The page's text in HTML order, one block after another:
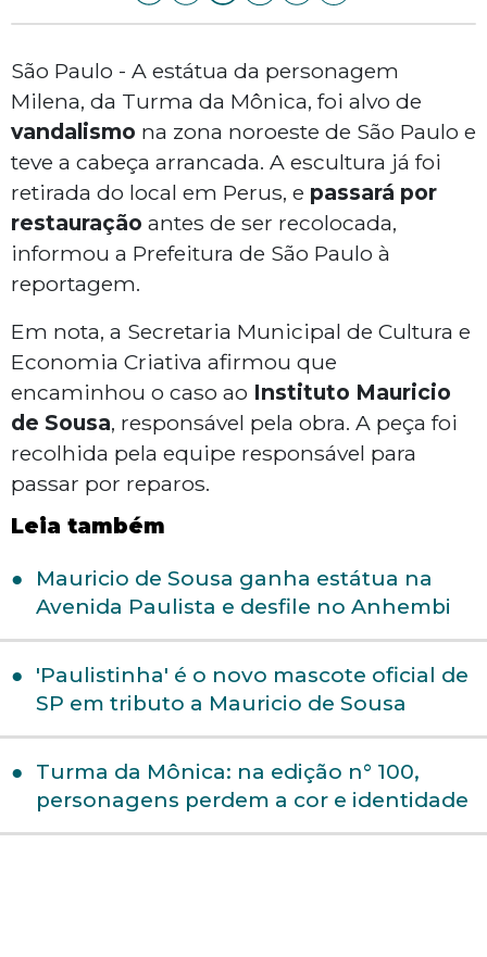
São Paulo - A estátua da personagem
Milena, da Turma da Mônica, foi alvo de
vandalismo na zona noroeste de São Paulo e
teve a cabeça arrancada. A escultura já foi
retirada do local em Perus, e passará por
restauração antes de ser recolocada,
informou a Prefeitura de São Paulo à
reportagem.
Em nota, a Secretaria Municipal de Cultura e
Economia Criativa afirmou que
encaminhou o caso ao Instituto Mauricio
de Sousa, responsável pela obra. A peça foi
recolhida pela equipe responsável para
passar por reparos.
Leia também
Mauricio de Sousa ganha estátua na
Avenida Paulista e desfile no Anhembi
'Paulistinha' é o novo mascote oficial de
SP em tributo a Mauricio de Sousa
Turma da Mônica: na edição n° 100,
personagens perdem a cor e identidade